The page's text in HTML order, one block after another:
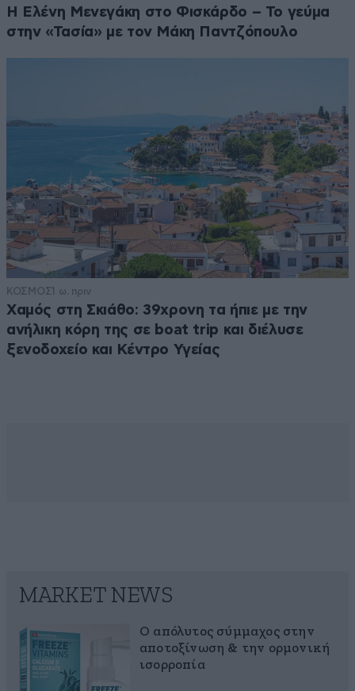
Η Ελένη Μενεγάκη στο Φισκάρδο – Το γεύμα
στην «Τασία» με τον Μάκη Παντζόπουλο
ΚΟΣΜΟΣ1 ω. πριν
Χαμός στη Σκιάθο: 39χρονη τα ήπιε με την
ανήλικη κόρη της σε boat trip και διέλυσε
ξενοδοχείο και Κέντρο Υγείας
MARKET NEWS
Ο απόλυτος σύμμαχος στην
αποτοξίνωση & την ορμονική
ισορροπία